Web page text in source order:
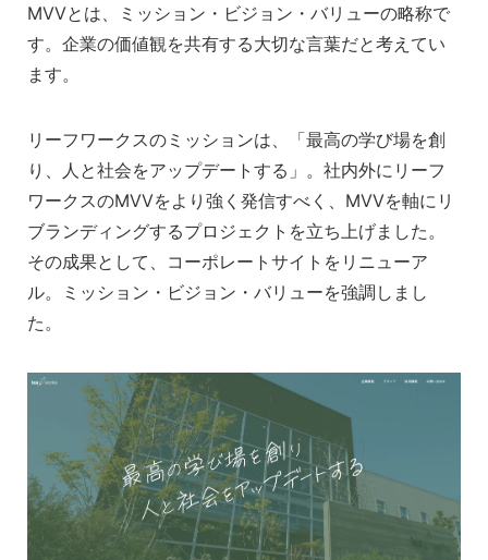
MVVとは、ミッション・ビジョン・バリューの略称で
す。企業の価値観を共有する大切な言葉だと考えてい
ます。
リーフワークスのミッションは、「最高の学び場を創
り、人と社会をアップデートする」。社内外にリーフ
ワークスのMVVをより強く発信すべく、MVVを軸にリ
ブランディングするプロジェクトを立ち上げました。
その成果として、コーポレートサイトをリニューア
ル。ミッション・ビジョン・バリューを強調しまし
た。